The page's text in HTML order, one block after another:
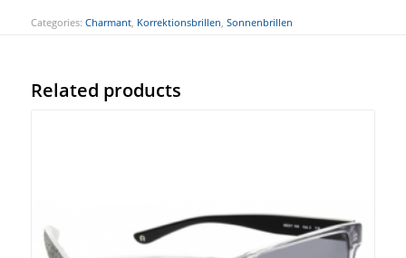
Categories: Charmant, Korrektionsbrillen Sonnenbrillen
Related products